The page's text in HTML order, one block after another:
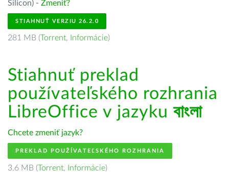
Silicon) - Zmeniť?
STIAHNUŤ VERZIU 26.2.0
281 MB (Torrent, Informácie)
Stiahnuť preklad
používateľského rozhrania
LibreOffice v jazyku বাংলা
Chcete zmeniť jazyk?
PREKLAD POUŽÍVATEĽSKÉHO ROZHRANIA
3.6 MB (Torrent, Informácie)